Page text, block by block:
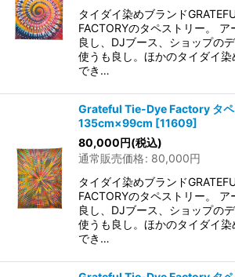
タイダイ染めブランド
FACTORYのタペストリー。 ア
良し、DJブース、ショップの
使うも良し。ほかのタイダイ
でき…
Grateful Tie-Dye Factory タペ
135cm×99cm [11609]
80,000円(税込)
通常販売価格: 80,000円
タイダイ染めブランド
FACTORYのタペストリー。 ア
良し、DJブース、ショップの
使うも良し。ほかのタイダイ
でき…